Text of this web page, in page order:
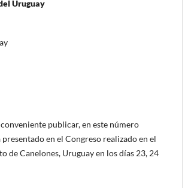
Uruguay
publicar, en este número
en el Congreso realizado en el
de Canelones, Uruguay en los días 23, 24